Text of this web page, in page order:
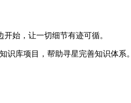
始，让一切细节有迹可循。
识库项目，帮助寻星完善知识体系